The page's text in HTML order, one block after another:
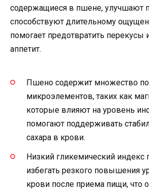
содержащиеся в пшене, улучшают
способствуют длительному
помогает предотвратить перекусы
аппетит.
Пшено содержит множество
микроэлементов, таких как
которые влияют на уровень
помогают поддерживать
сахара в крови.
Низкий гликемический индекс
избегать резкого повышения
крови после приема пищи, что